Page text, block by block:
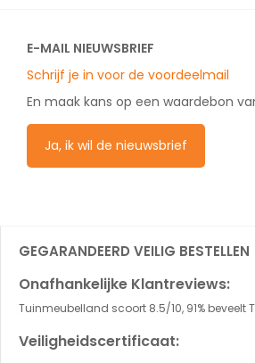
E-MAIL NIEUWSBRIEF
Schrijf je in voor de voordeelmail
En maak kans op een waardebon
Ja, ik wil de nieuwsbrief
GEGARANDEERD VEILIG BESTELLEN
Onafhankelijke Klantreviews:
Tuinmeubelland scoort 8.5/10, 91%
Veiligheidscertificaat: